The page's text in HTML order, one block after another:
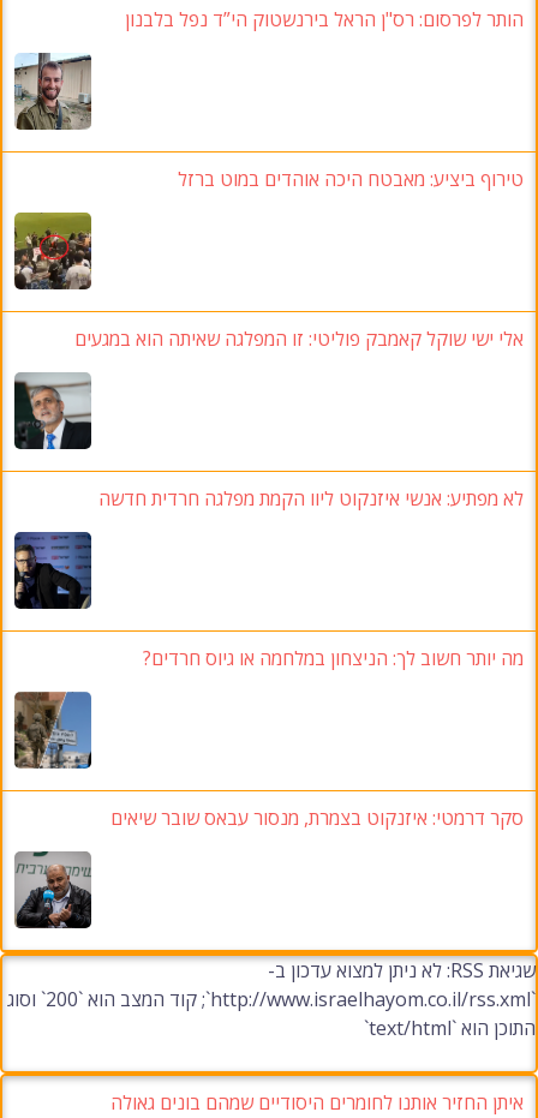
הותר לפרסום: רס"ן הראל בירנשטוק הי”ד נפל בלבנון
טירוף ביציע: מאבטח היכה אוהדים במוט ברזל
אלי ישי שוקל קאמבק פוליטי: זו המפלגה שאיתה הוא במגעים
לא מפתיע: אנשי איזנקוט ליוו הקמת מפלגה חרדית חדשה
מה יותר חשוב לך: הניצחון במלחמה או גיוס חרדים?
סקר דרמטי: איזנקוט בצמרת, מנסור עבאס שובר שיאים
שגיאת RSS: לא ניתן למצוא עדכון ב-
`http://www.israelhayom.co.il/rss.xml`; קוד המצב הוא `200` וסוג
התוכן הוא `text/html`
איתן החזיר אותנו לחומרים היסודיים שמהם בונים גאולה